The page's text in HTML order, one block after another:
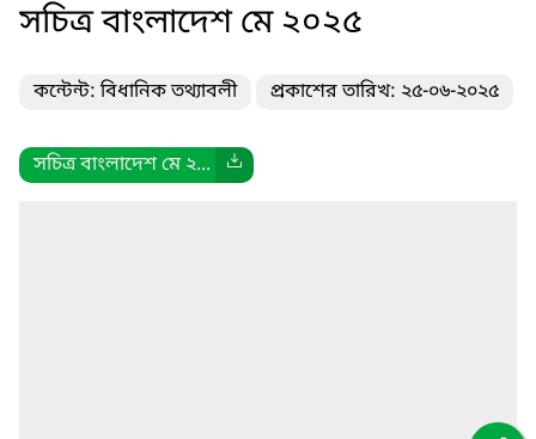
সচিত্র বাংলাদেশ মে ২০২৫
কন্টেন্ট: বিধানিক তথ্যাবলী প্রকাশের তারিখ: ২৫-০৬-২০২৫
সচিত্র বাংলাদেশ মে ২...